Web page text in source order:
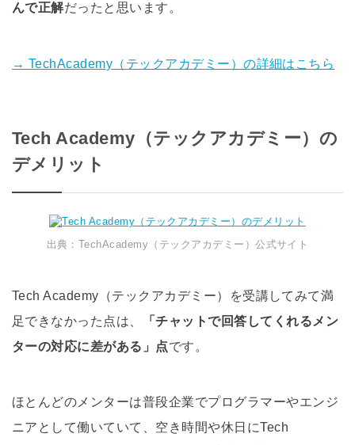
んで正解だったと思います。
→ TechAcademy（テックアカデミー）の詳細はこちら
Tech Academy（テックアカデミー）の
デメリット
出典：TechAcademy（テックアカデミー）公式サイト
Tech Academy（テックアカデミー）を受講してみて満
足できなかった点は、
「チャットで回答してくれるメン
ターの対応に差がある」点です。
ほとんどのメンターは普段企業でプログラマーやエンジ
ニアとして働いていて、空き時間や休日にTech